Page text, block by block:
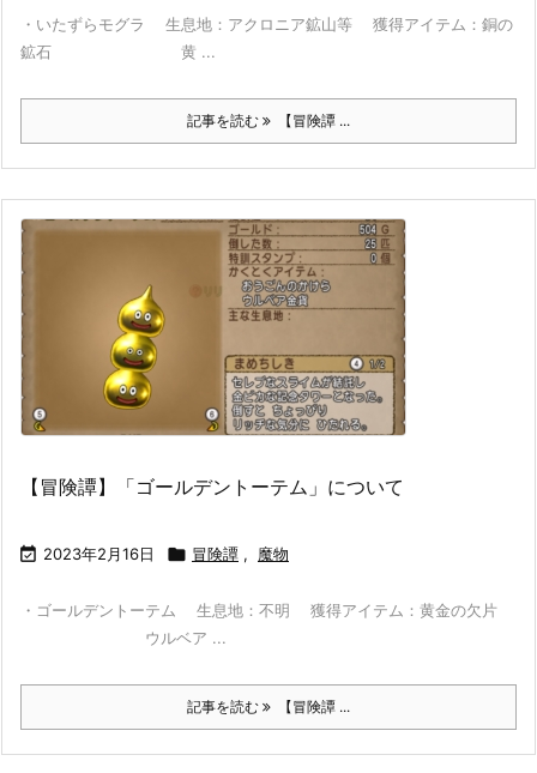
・いたずらモグラ 生息地：アクロニア鉱山等 獲得アイテム：銅の
鉱石 黄 ...
記事を読む 【冒険譚 ...
【冒険譚】「ゴールデントーテム」について
 2023年2月16日  冒険譚 , 魔物
・ゴールデントーテム 生息地：不明 獲得アイテム：黄金の欠片
ウルベア ...
記事を読む 【冒険譚 ...